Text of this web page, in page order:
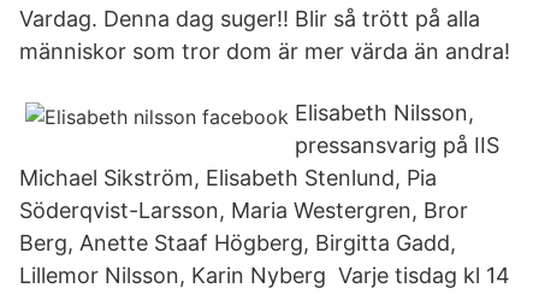
Vardag. Denna dag suger!! Blir så trött på alla
människor som tror dom är mer värda än andra!
Elisabeth Nilsson,
pressansvarig på IIS
Michael Sikström, Elisabeth Stenlund, Pia
Söderqvist-Larsson, Maria Westergren, Bror
Berg, Anette Staaf Högberg, Birgitta Gadd,
Lillemor Nilsson, Karin Nyberg Varje tisdag kl 14